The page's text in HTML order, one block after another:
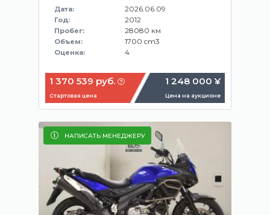
Дата: 2026.06.09
Год: 2012
Пробег: 28080 км
Объем: 1700 cm3
Оценка: 4
1 370 539 руб.
Стартовая цена
1 248 000 ¥
Цена на аукционе
НАПИСАТЬ МЕНЕДЖЕРУ